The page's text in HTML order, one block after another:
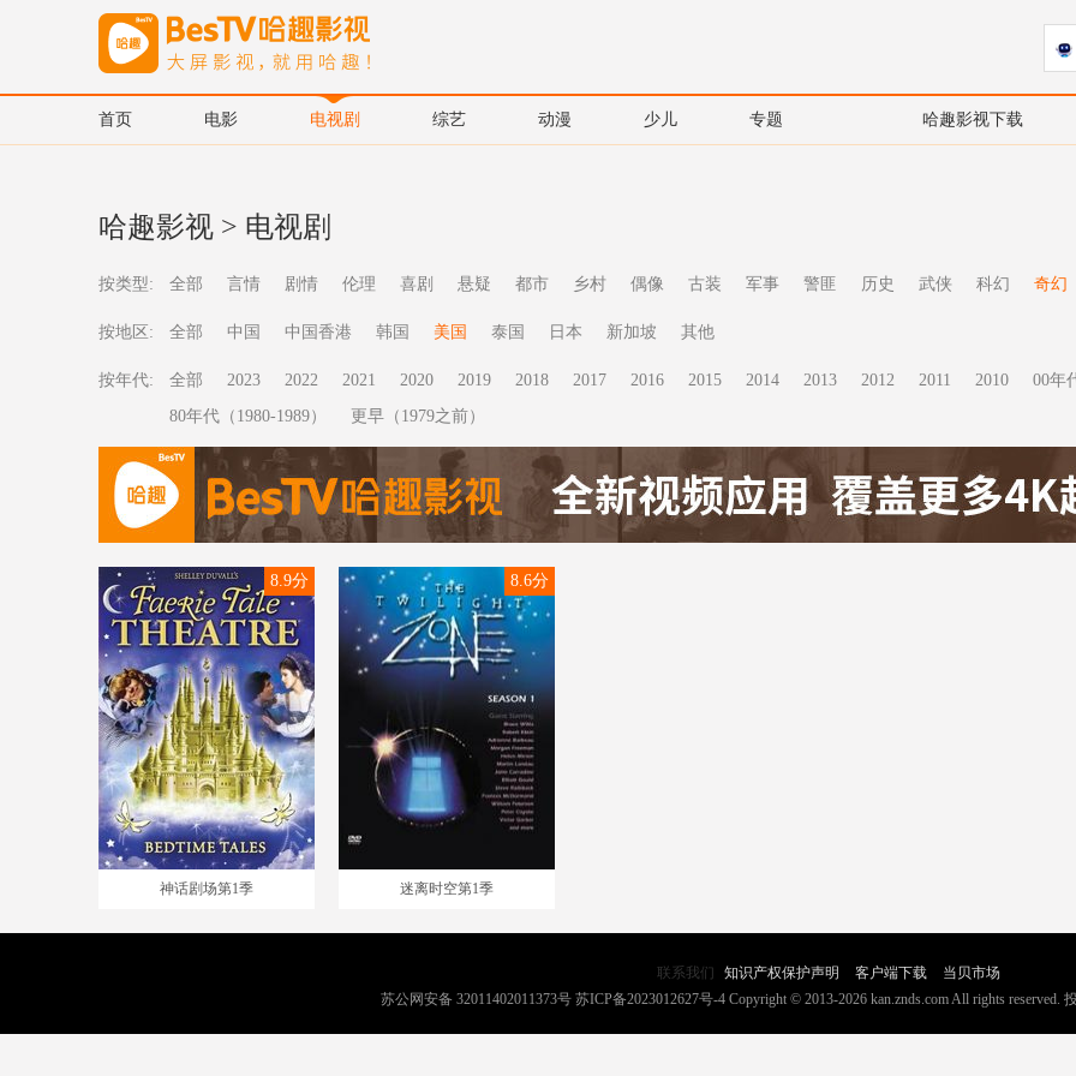
首页 电影 电视剧 综艺 动漫 少儿 专题 哈趣影视下载
哈趣影视 > 电视剧
按类型: 全部 言情 剧情 伦理 喜剧 悬疑 都市 乡村 偶像 古装 军事 警匪 历史 武侠 科幻 奇幻
按地区: 全部 中国 中国香港 韩国 美国 泰国 日本 新加坡 其他
按年代: 全部 2023 2022 2021 2020 2019 2018 2017 2016 2015 2014 2013 2012 2011 2010 00年
80年代（1980-1989）
更早（1979之前）
神话剧场第1季
8.9分
迷离时空第1季
8.6分
联系我们 知识产权保护声明 客户端下载
当贝市场
苏公网安备 32011402011373号 苏ICP备2023012627号-4Copyright © 2013-2026 kan.znds.com All rights reserved.